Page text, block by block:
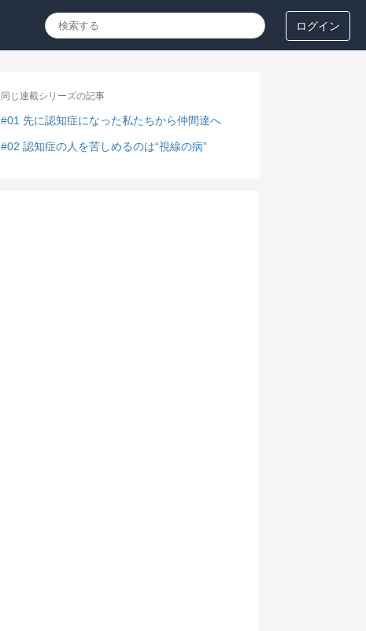
ログイン
同じ連載シリーズの記事
#01 先に認知症になった私たちから仲間達へ
#02 認知症の人を苦しめるのは“視線の病”